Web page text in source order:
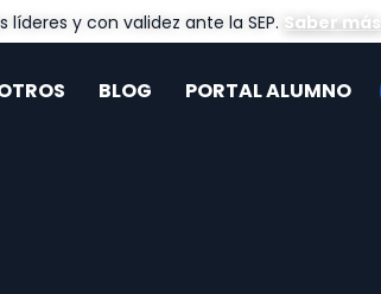
y con validez ante la SEP. Saber más
BLOG PORTAL ALUMNO